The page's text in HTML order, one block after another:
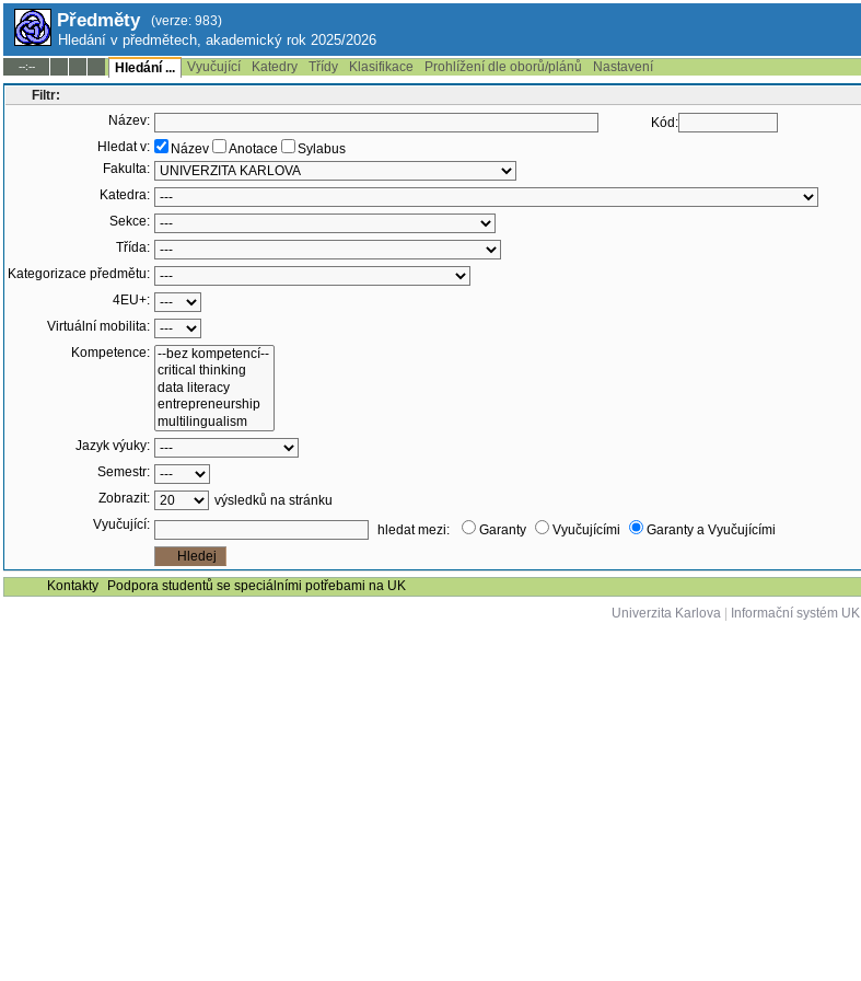
Předměty (verze: 983)
Hledání v předmětech, akademický rok 2025/2026
--:-- Hledání ... Vyučující Katedry Třídy Klasifikace Prohlížení dle oborů/plánů
Nastavení
Filtr:
Název:
Kód:
Hledat v:
Název Anotace
Sylabus
Fakulta:
Katedra:
Sekce:
Třída:
Kategorizace předmětu:
4EU+:
Virtuální mobilita:
Kompetence:
Jazyk výuky:
Semestr:
Zobrazit:
výsledků na stránku
Vyučující:
hledat mezi: Garanty Vyučujícími Garanty a Vyučujícími
Kontakty
Podpora studentů se speciálními potřebami na UK
Univerzita Karlova| Informační systém UK